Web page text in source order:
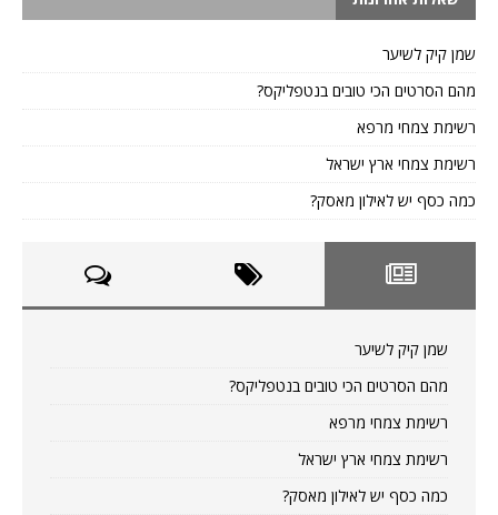
שמן קיק לשיער
מהם הסרטים הכי טובים בנטפליקס?
רשימת צמחי מרפא
רשימת צמחי ארץ ישראל
כמה כסף יש לאילון מאסק?
שמן קיק לשיער
מהם הסרטים הכי טובים בנטפליקס?
רשימת צמחי מרפא
רשימת צמחי ארץ ישראל
כמה כסף יש לאילון מאסק?